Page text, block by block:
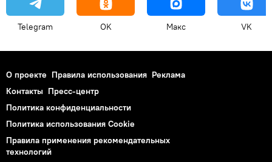
Telegram OK Макс VK
О проекте Правила использования Реклама
Контакты Пресс-центр
Политика конфиденциальности
Политика использования Cookie
Правила применения рекомендательных
технологий